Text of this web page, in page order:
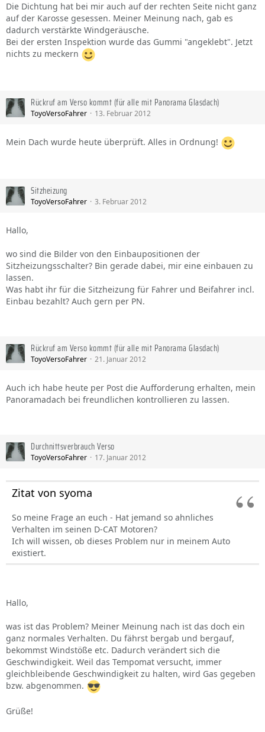
Die Dichtung hat bei mir auch auf der rechten Seite nicht ganz
auf der Karosse gesessen. Meiner Meinung nach, gab es
dadurch verstärkte Windgeräusche.
Bei der ersten Inspektion wurde das Gummi "angeklebt". Jetzt
nichts zu meckern
Rückruf am Verso kommt (für alle mit Panorama Glasdach)
ToyoVersoFahrer 13. Februar 2012
Mein Dach wurde heute überprüft. Alles in Ordnung!
Sitzheizung
ToyoVersoFahrer 3. Februar 2012
Hallo,
wo sind die Bilder von den Einbaupositionen der
Sitzheizungsschalter? Bin gerade dabei, mir eine einbauen zu
lassen.
Was habt ihr für die Sitzheizung für Fahrer und Beifahrer incl.
Einbau bezahlt? Auch gern per PN.
Rückruf am Verso kommt (für alle mit Panorama Glasdach)
ToyoVersoFahrer 21. Januar 2012
Auch ich habe heute per Post die Aufforderung erhalten, mein
Panoramadach bei freundlichen kontrollieren zu lassen.
Durchnittsverbrauch Verso
ToyoVersoFahrer 17. Januar 2012
Zitat von syoma
So meine Frage an euch - Hat jemand so ahnliches
Verhalten im seinen D-CAT Motoren?
Ich will wissen, ob dieses Problem nur in meinem Auto
existiert.
Hallo,
was ist das Problem? Meiner Meinung nach ist das doch ein
ganz normales Verhalten. Du fährst bergab und bergauf,
bekommst Windstöße etc. Dadurch verändert sich die
Geschwindigkeit. Weil das Tempomat versucht, immer
gleichbleibende Geschwindigkeit zu halten, wird Gas gegeben
bzw. abgenommen.
Grüße!